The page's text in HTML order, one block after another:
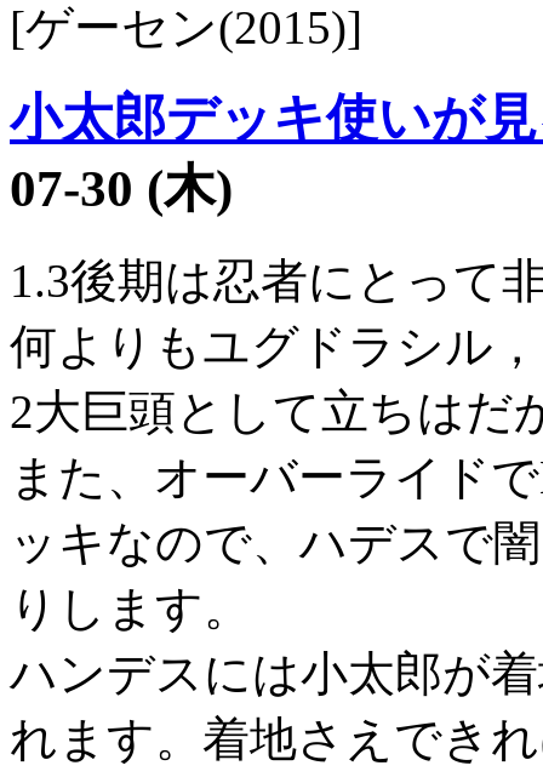
[ゲーセン(2015)]
小太郎デッキ使いが
07-30 (木)
1.3後期は忍者にとって
何よりもユグドラシル
2大巨頭として立ちはだ
また、オーバーライド
ッキなので、ハデスで
りします。
ハンデスには小太郎が
れます。着地さえでき